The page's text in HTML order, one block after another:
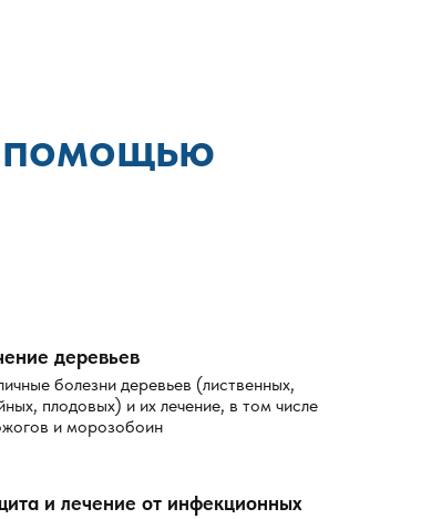
помощью
деревьев
болезни деревьев (лиственных,
плодовых) и их лечение, в том числе
и морозобоин
и лечение от инфекционных